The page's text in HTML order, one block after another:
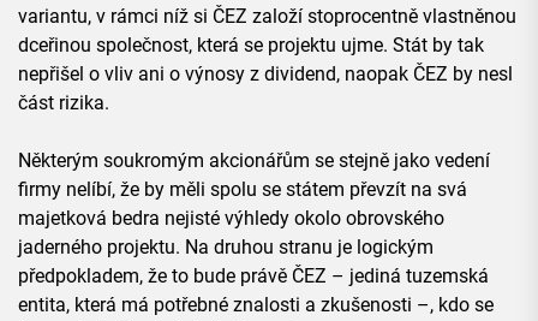
variantu, v rámci níž si ČEZ založí stoprocentně vlastněnou
dceřinou společnost, která se projektu ujme. Stát by tak
nepřišel o vliv ani o výnosy z dividend, naopak ČEZ by nesl
část rizika.
Některým soukromým akcionářům se stejně jako vedení
firmy nelíbí, že by měli spolu se státem převzít na svá
majetková bedra nejisté výhledy okolo obrovského
jaderného projektu. Na druhou stranu je logickým
předpokladem, že to bude právě ČEZ – jediná tuzemská
entita, která má potřebné znalosti a zkušenosti –, kdo se